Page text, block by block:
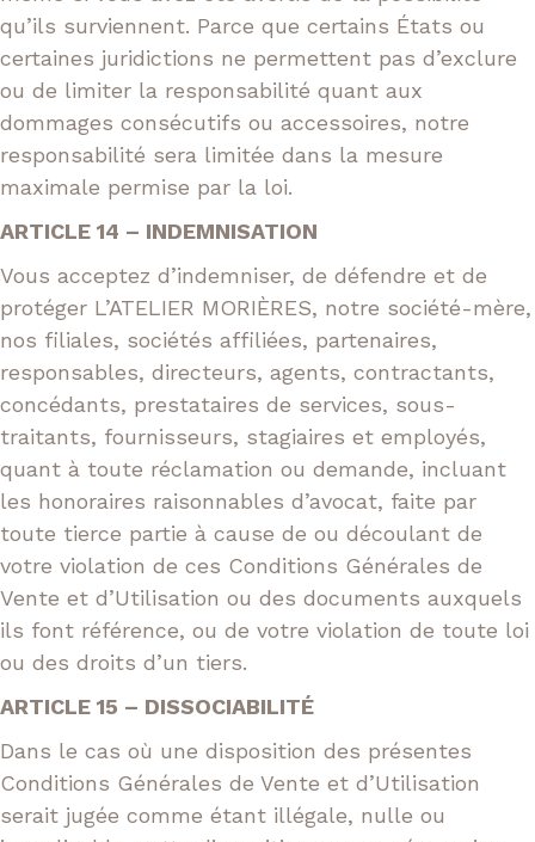
qu’ils surviennent. Parce que certains États ou
certaines juridictions ne permettent pas d’exclure
ou de limiter la responsabilité quant aux
dommages consécutifs ou accessoires, notre
responsabilité sera limitée dans la mesure
maximale permise par la loi.
ARTICLE 14 – INDEMNISATION
Vous acceptez d’indemniser, de défendre et de
protéger L’ATELIER MORIÈRES, notre société-mère,
nos filiales, sociétés affiliées, partenaires,
responsables, directeurs, agents, contractants,
concédants, prestataires de services, sous-
traitants, fournisseurs, stagiaires et employés,
quant à toute réclamation ou demande, incluant
les honoraires raisonnables d’avocat, faite par
toute tierce partie à cause de ou découlant de
votre violation de ces Conditions Générales de
Vente et d’Utilisation ou des documents auxquels
ils font référence, ou de votre violation de toute loi
ou des droits d’un tiers.
ARTICLE 15 – DISSOCIABILITÉ
Dans le cas où une disposition des présentes
Conditions Générales de Vente et d’Utilisation
serait jugée comme étant illégale, nulle ou